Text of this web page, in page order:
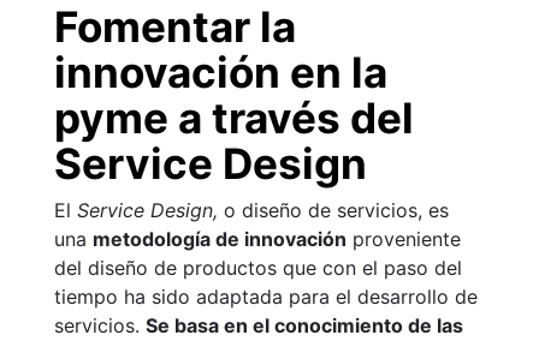
Fomentar la
innovación en la
pyme a través del
Service Design
El Service Design, o diseño de servicios, es
una metodología de innovación proveniente
del diseño de productos que con el paso del
tiempo ha sido adaptada para el desarrollo de
servicios. Se basa en el conocimiento de las